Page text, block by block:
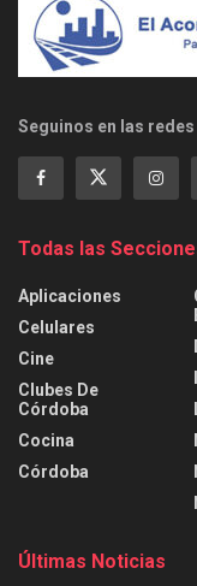
Seguinos en las redes
Todas las
Aplicaciones
Celulares
Cine
Clubes De
Córdoba
Cocina
Córdoba
Últimas Noticias